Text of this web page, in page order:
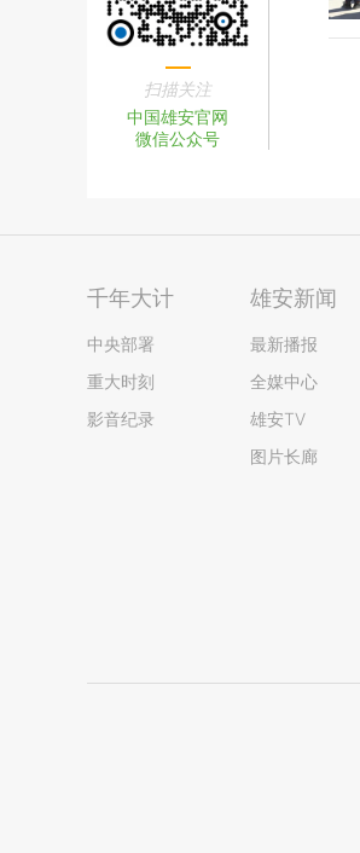
扫描关注
中国雄安官网
微信公众号
千年大计
中央部署
重大时刻
影音纪录
雄安新闻
最新播报
全媒中心
雄安TV
图片长廊